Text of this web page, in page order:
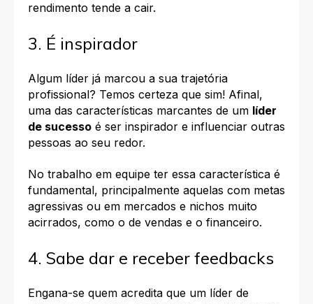
rendimento tende a cair.
3. É inspirador
Algum líder já marcou a sua trajetória
profissional? Temos certeza que sim! Afinal,
uma das características marcantes de um líder
de sucesso é ser inspirador e influenciar outras
pessoas ao seu redor.
No trabalho em equipe ter essa característica é
fundamental, principalmente aquelas com metas
agressivas ou em mercados e nichos muito
acirrados, como o de vendas e o financeiro.
4. Sabe dar e receber feedbacks
Engana-se quem acredita que um líder de